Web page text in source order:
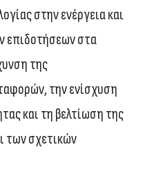
στην ενέργεια και
επιδοτήσεων στα
της
την ενίσχυση
και τη βελτίωση της
των σχετικών